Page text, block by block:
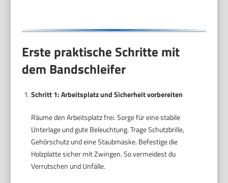
Erste praktische Schritte mit
dem Bandschleifer
Schritt 1: Arbeitsplatz und Sicherheit vorbereiten
Räume den Arbeitsplatz frei. Sorge für eine stabile
Unterlage und gute Beleuchtung. Trage Schutzbrille,
Gehörschutz und eine Staubmaske. Befestige die
Holzplatte sicher mit Zwingen. So vermeidest du
Verrutschen und Unfälle.